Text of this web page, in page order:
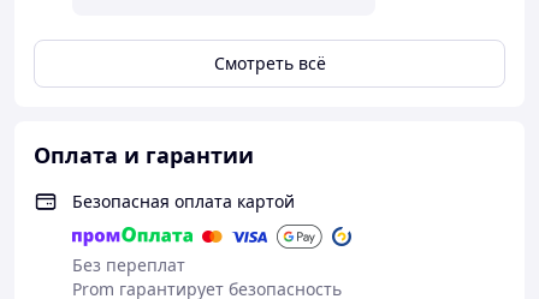
Смотреть всё
Оплата и гарантии
Безопасная оплата картой
Без переплат
Prom гарантирует безопасность